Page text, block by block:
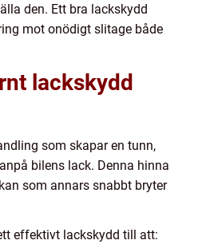
den. Ett bra lackskydd
mot onödigt slitage både
lackskydd
som skapar en tunn,
bilens lack. Denna hinna
som annars snabbt bryter
effektivt lackskydd till att: